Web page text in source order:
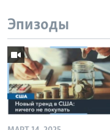
Эпизоды